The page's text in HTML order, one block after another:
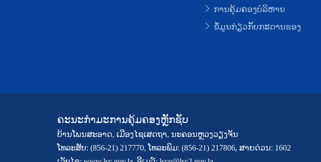
ການຄຸ້ມຄອງບໍລິຫານ
ຂໍ້ມູນກ່ຽວກັບກະດານຮອງ
ຄະນະກຳມະການຄຸ້ມຄອງຫຼັກຊັບ
ບ້ານໂພນສະອາດ, ເມືອງໄຊເສດຖາ, ນະຄອນຫຼວງວຽງຈັນ
ໂທລະສັບ: (856-21) 217770, ໂທລະພິມ: (856-21) 217806, ສາຍດ່ວນ: 1602